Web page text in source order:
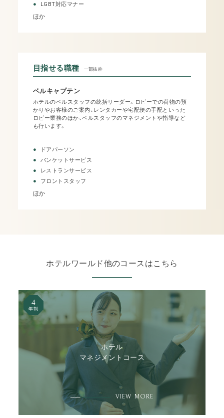
LGBT対応マナー
ほか
目指せる職種 一部抜粋
ベルキャプテン
ホテルのベルスタッフの統括リーダー。ロビーでの荷物の預
かりやお客様のご案内、レンタカーや宅配便の手配といった
ロビー業務のほか、ベルスタッフのマネジメントや指導など
も行います。
ドアパーソン
バンケットサービス
レストランサービス
フロントスタッフ
ほか
ホテルワールド他のコースはこちら
ホテル
マネジメントコース
4
年制
VIEW MORE